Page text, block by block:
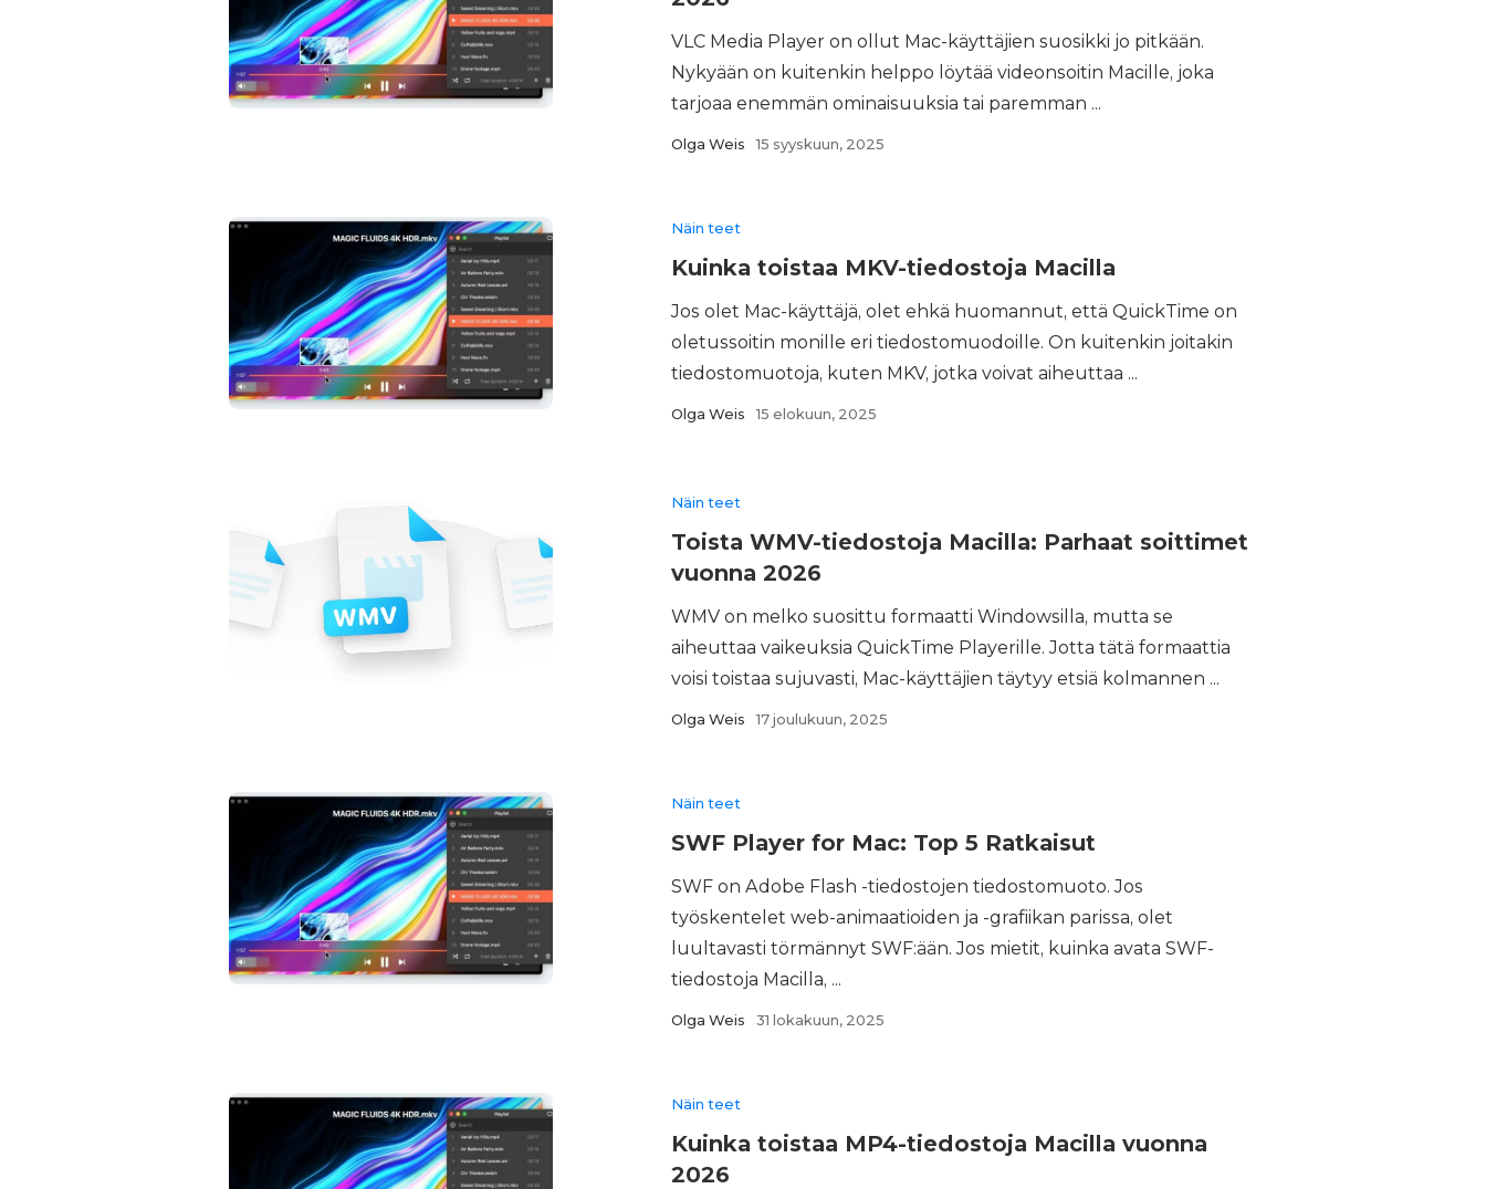
VLC Media Player on ollut Mac-käyttäjien suosikki jo pitkään.
Nykyään on kuitenkin helppo löytää videonsoitin Macille, joka
tarjoaa enemmän ominaisuuksia tai paremman ...
Olga Weis 15 syyskuun, 2025
Näin teet
Kuinka toistaa MKV-tiedostoja Macilla
Jos olet Mac-käyttäjä, olet ehkä huomannut, että QuickTime on
oletussoitin monille eri tiedostomuodoille. On kuitenkin joitakin
tiedostomuotoja, kuten MKV, jotka voivat aiheuttaa ...
Olga Weis 15 elokuun, 2025
Näin teet
Toista WMV-tiedostoja Macilla: Parhaat soittimet
vuonna 2026
WMV on melko suosittu formaatti Windowsilla, mutta se
aiheuttaa vaikeuksia QuickTime Playerille. Jotta tätä formaattia
voisi toistaa sujuvasti, Mac-käyttäjien täytyy etsiä kolmannen ...
Olga Weis 17 joulukuun, 2025
Näin teet
SWF Player for Mac: Top 5 Ratkaisut
SWF on Adobe Flash -tiedostojen tiedostomuoto. Jos
työskentelet web-animaatioiden ja -grafiikan parissa, olet
luultavasti törmännyt SWF:ään. Jos mietit, kuinka avata SWF-
tiedostoja Macilla, ...
Olga Weis 31 lokakuun, 2025
Näin teet
Kuinka toistaa MP4-tiedostoja Macilla vuonna
2026